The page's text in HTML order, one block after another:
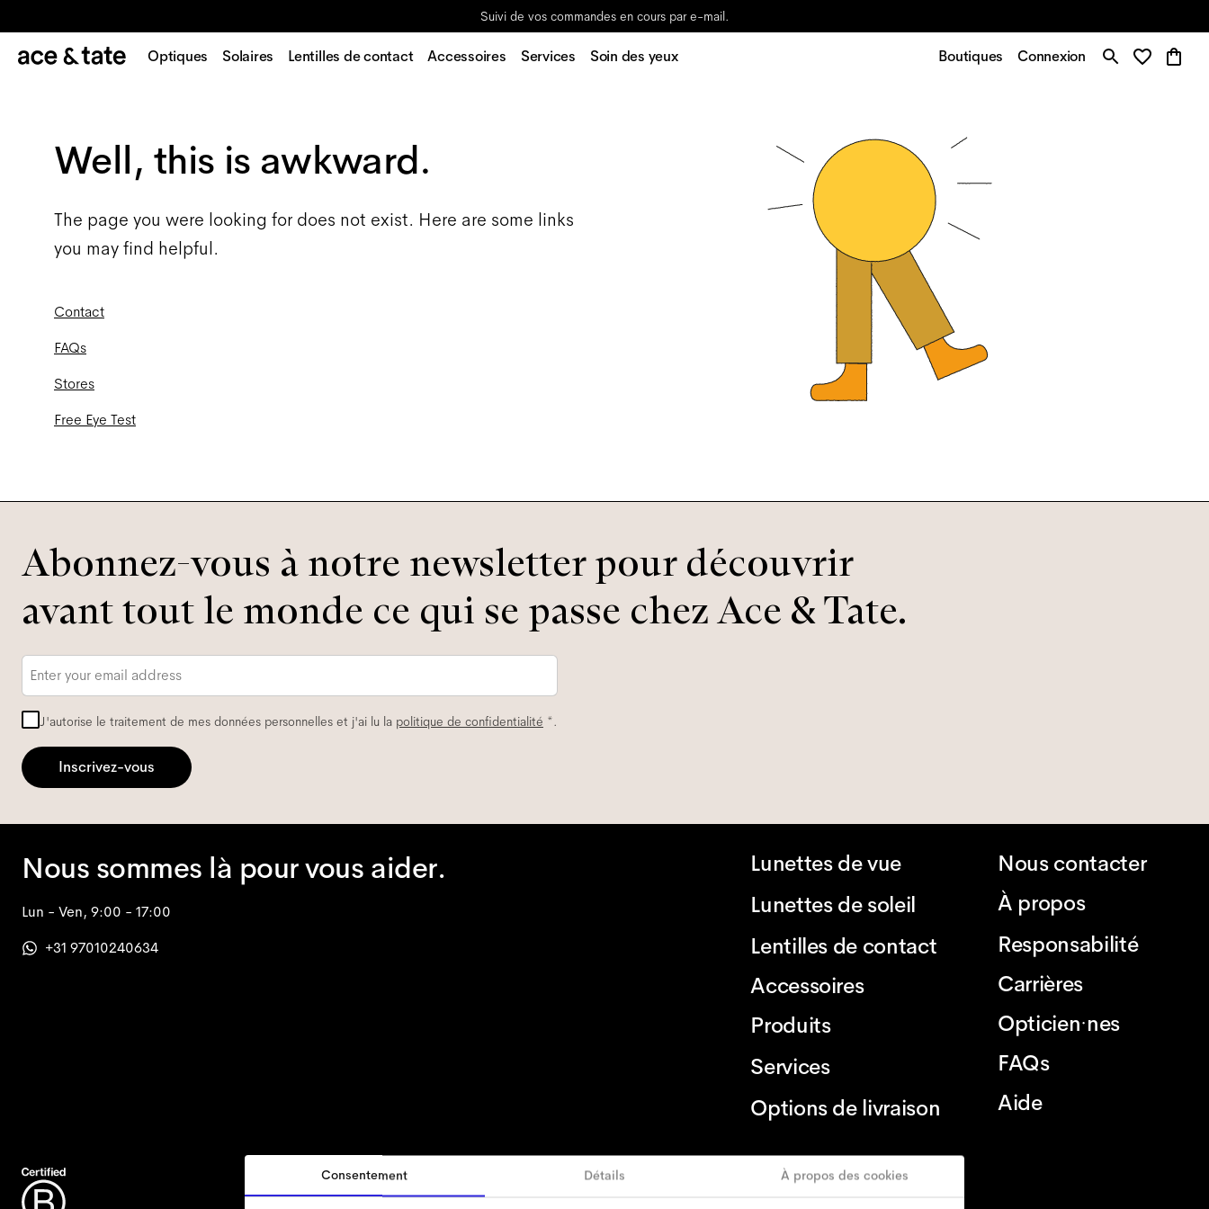
Consentement Détails À propos des cookies
Suivi de vos commandes en cours par e-mail.
Optiques Solaires Lentilles de contact Accessoires Services Soin des yeux Boutiques Connexion
Well, this is awkward.
The page you were looking for does not exist. Here are some links
you may find helpful.
Contact
FAQs
Stores
Free Eye Test
Abonnez-vous à notre newsletter pour découvrir
avant tout le monde ce qui se passe chez Ace & Tate.
mail
J'autorise le traitement de mes données personnelles et j'ai lu la politique de confidentialité *.
Inscrivez-vous
Nous sommes là pour vous aider.
Lun - Ven, 9:00 - 17:00
+31 97010240634
Lunettes de vue
Lunettes de soleil
Lentilles de contact
Accessoires
Produits
Services
Options de livraison
Nous contacter
À propos
Responsabilité
Carrières
Opticien·nes
FAQs
Aide